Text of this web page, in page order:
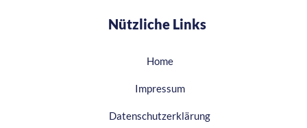
Nützliche Links
Home
Impressum
Datenschutzerklärung